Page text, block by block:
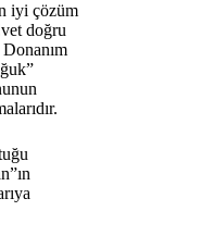
iyi çözüm
doğru